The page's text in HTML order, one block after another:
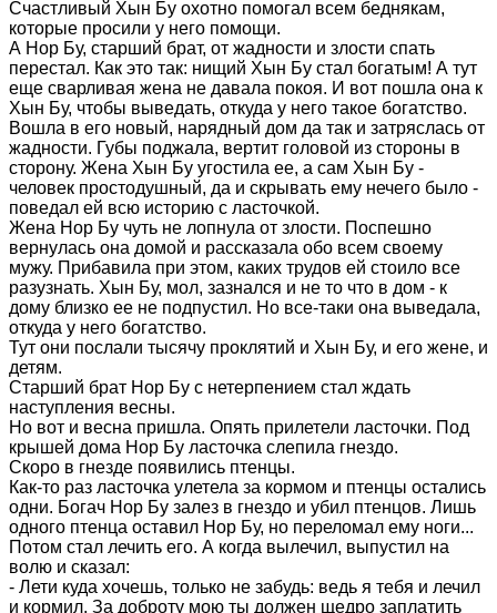
Счастливый Хын Бу охотно помогал всем беднякам,
которые просили у него помощи.
А Нор Бу, старший брат, от жадности и злости спать
перестал. Как это так: нищий Хын Бу стал богатым! А тут
еще сварливая жена не давала покоя. И вот пошла она к
Хын Бу, чтобы выведать, откуда у него такое богатство.
Вошла в его новый, нарядный дом да так и затряслась от
жадности. Губы поджала, вертит головой из стороны в
сторону. Жена Хын Бу угостила ее, а сам Хын Бу -
человек простодушный, да и скрывать ему нечего было -
поведал ей всю историю с ласточкой.
Жена Нор Бу чуть не лопнула от злости. Поспешно
вернулась она домой и рассказала обо всем своему
мужу. Прибавила при этом, каких трудов ей стоило все
разузнать. Хын Бу, мол, зазнался и не то что в дом - к
дому близко ее не подпустил. Но все-таки она выведала,
откуда у него богатство.
Тут они послали тысячу проклятий и Хын Бу, и его жене, и
детям.
Старший брат Нор Бу с нетерпением стал ждать
наступления весны.
Но вот и весна пришла. Опять прилетели ласточки. Под
крышей дома Нор Бу ласточка слепила гнездо.
Скоро в гнезде появились птенцы.
Как-то раз ласточка улетела за кормом и птенцы остались
одни. Богач Нор Бу залез в гнездо и убил птенцов. Лишь
одного птенца оставил Нор Бу, но переломал ему ноги...
Потом стал лечить его. А когда вылечил, выпустил на
волю и сказал:
- Лети куда хочешь, только не забудь: ведь я тебя и лечил
и кормил. За доброту мою ты должен щедро заплатить